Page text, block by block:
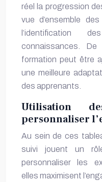
réel la progression
vue d’ensemble
l’identification
connaissances.
formation peut être
une meilleure
des apprenants.
Utilisation
personnaliser
Au sein de ces
suivi jouent un
personnaliser les
elles maximisent